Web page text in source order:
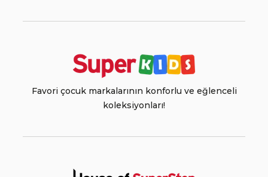
Favori çocuk markalarının konforlu ve eğlenceli
koleksiyonları!